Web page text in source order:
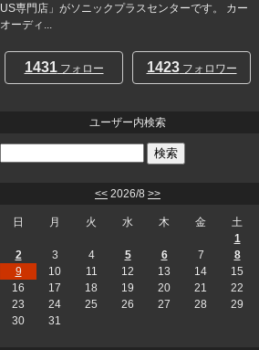
US専門店」がソニックプラスセンターです。 カー
オーディ...
1431フォロー 1423フォロワー
ユーザー内検索
<< 2026/8 >>
日 月 火 水 木 金
土
1
2
3 4 5 6 7
8
9
10 11 12 13 14
15
16
17 18 19 20 21
22
23
24 25 26 27 28
29
30
31